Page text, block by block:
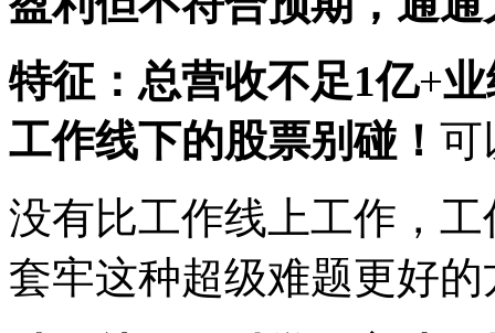
特征： 总营收不足1亿+
工作线下的股票别碰！ 可
没有比工作线上工作，
套牢这种超级难题更好的